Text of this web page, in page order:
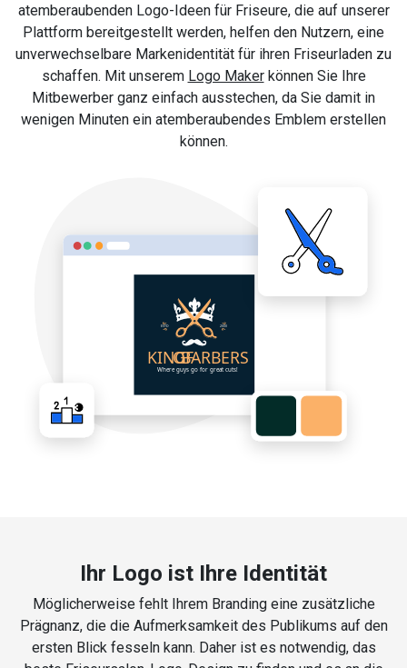
atemberaubenden Logo-Ideen für Friseure, die auf unserer
Plattform bereitgestellt werden, helfen den Nutzern, eine
unverwechselbare Markenidentität für ihren Friseurladen zu
schaffen. Mit unserem Logo Makerkönnen Sie Ihre
Mitbewerber ganz einfach ausstechen, da Sie damit in
wenigen Minuten ein atemberaubendes Emblem erstellen
können.
Ihr Logo ist Ihre Identität
Möglicherweise fehlt Ihrem Branding eine zusätzliche
Prägnanz, die die Aufmerksamkeit des Publikums auf den
ersten Blick fesseln kann. Daher ist es notwendig, das